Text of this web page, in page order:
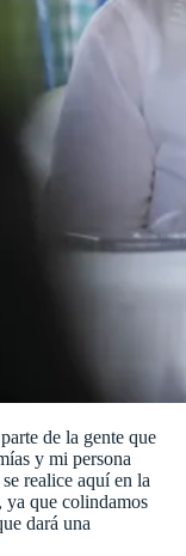
de la gente que
y mi persona
realice aquí en la
ya que colindamos
dará una